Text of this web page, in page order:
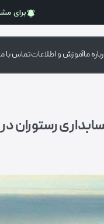
برای
ماآموزش و اطلاعاتتماس با
رستوران